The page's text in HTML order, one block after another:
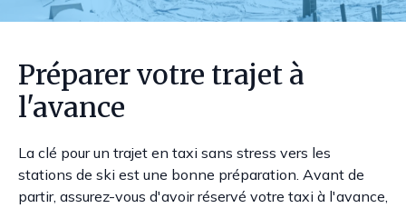
Préparer votre trajet à
l'avance
La clé pour un trajet en taxi sans stress vers les
stations de ski est une bonne préparation. Avant de
partir, assurez-vous d'avoir réservé votre taxi à l'avance,